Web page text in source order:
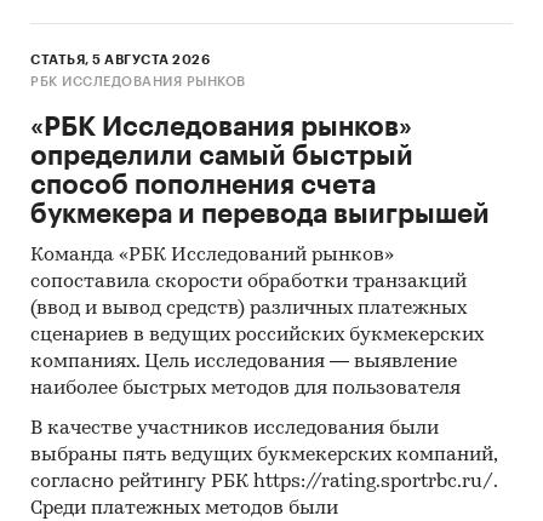
СТАТЬЯ, 5 АВГУСТА 2026
РБК ИССЛЕДОВАНИЯ РЫНКОВ
«РБК Исследования рынков»
определили самый быстрый
способ пополнения счета
букмекера и перевода выигрышей
Команда «РБК Исследований рынков»
сопоставила скорости обработки транзакций
(ввод и вывод средств) различных платежных
сценариев в ведущих российских букмекерских
компаниях. Цель исследования — выявление
наиболее быстрых методов для пользователя
В качестве участников исследования были
выбраны пять ведущих букмекерских компаний,
согласно рейтингу РБК https://rating.sportrbc.ru/.
Среди платежных методов были